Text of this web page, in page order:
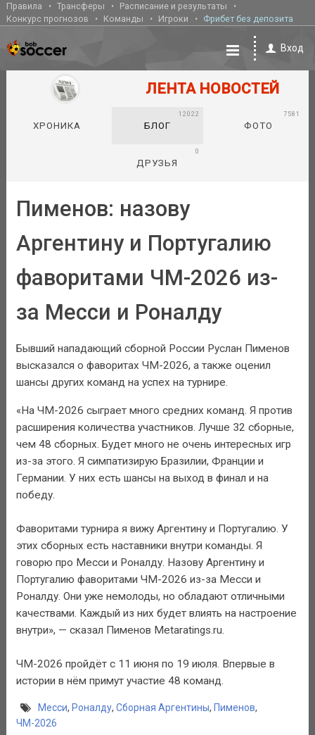
Правила Трансферы
Расписание и результаты
Конкурс прогнозов
Команды Игроки Фрибет без депозита
Вход
ЛЕНТА НОВОСТЕЙ
ХРОНИКА БЛОГ
12022
ФОТО
7581
ДРУЗЬЯ
0
Пименов: назову
Аргентину и Португалию
фаворитами ЧМ-2026 из-
за Месси и Роналду
Бывший нападающий сборной России Руслан Пименов
высказался о фаворитах ЧМ-2026, а также оценил
шансы других команд на успех на турнире.
«На ЧМ-2026 сыграет много средних команд. Я против
расширения количества участников. Лучше 32 сборные,
чем 48 сборных. Будет много не очень интересных игр
из-за этого. Я симпатизирую Бразилии, Франции и
Германии. У них есть шансы на выход в финал и на
победу.
Фаворитами турнира я вижу Аргентину и Португалию. У
этих сборных есть наставники внутри команды. Я
говорю про Месси и Роналду. Назову Аргентину и
Португалию фаворитами ЧМ-2026 из-за Месси и
Роналду. Они уже немолоды, но обладают отличными
качествами. Каждый из них будет влиять на настроение
внутри», — сказал Пименов Metaratings.ru.
ЧМ-2026 пройдёт с 11 июня по 19 июля. Впервые в
истории в нём примут участие 48 команд.
Месси, Роналду, Сборная Аргентины, Пименов,
ЧМ-2026